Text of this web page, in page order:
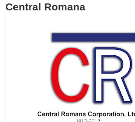
Central Romana